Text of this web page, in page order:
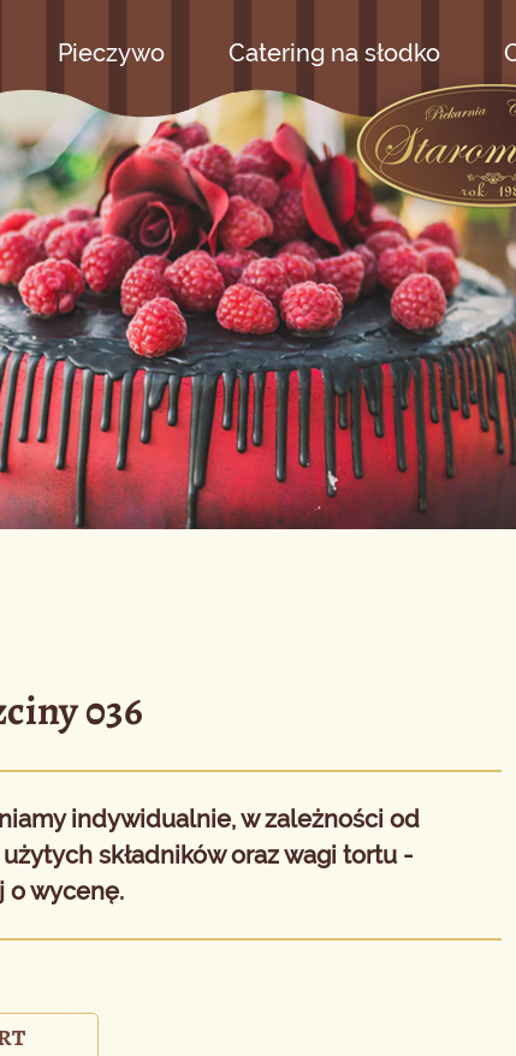
Pieczywo Catering na słodko
036
indywidualnie, w zależności od
składników oraz wagi tortu -
o wycenę.